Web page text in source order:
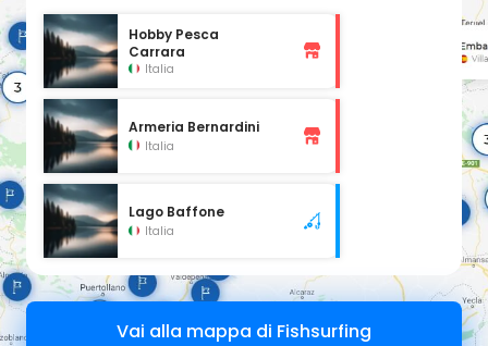
Hobby Pesca
Carrara
Italia
Armeria Bernardini
Italia
Lago Baffone
Italia
Vai alla mappa di Fishsurfing